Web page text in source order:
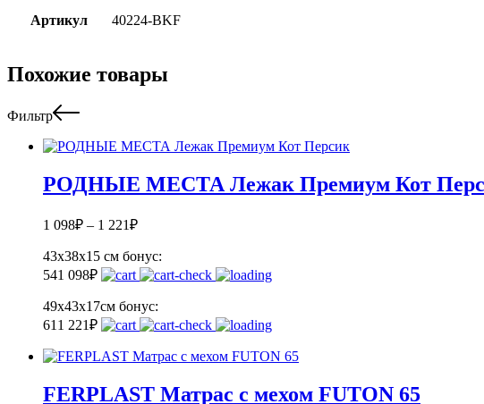
Артикул 40224-BKF
Похожие товары
Фильтр
РОДНЫЕ МЕСТА Лежак Премиум Кот
1 098₽ – 1 221₽
43х38х15 см бонус:
541 098₽
49х43х17см бонус:
61 1 221₽
FERPLAST Матрас с мехом FUTON 65